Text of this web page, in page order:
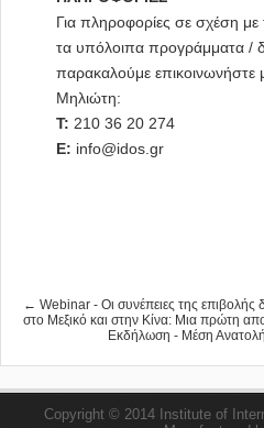
Για πληροφορίες σε σχέση
τα υπόλοιπα προγράμματα /
παρακαλούμε επικοινωνήστε
Μηλιώτη:
T: 210 36 20 274
E: info@idos.gr
← Webinar - Οι συνέπειες της
στο Μεξικό και στην Κίνα: Μια πρώτη
Εκδήλωση - Μέση
Copyright © 2014 Institute of